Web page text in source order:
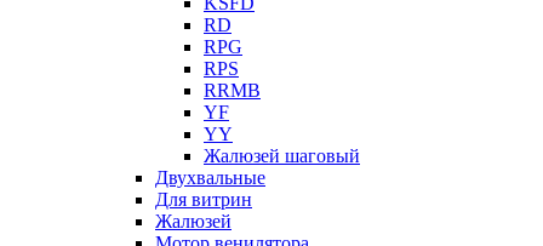
RD
RPG
RPS
RRMB
YF
YY
Жалюзей шаговый
Двухвальные
Для витрин
Жалюзей